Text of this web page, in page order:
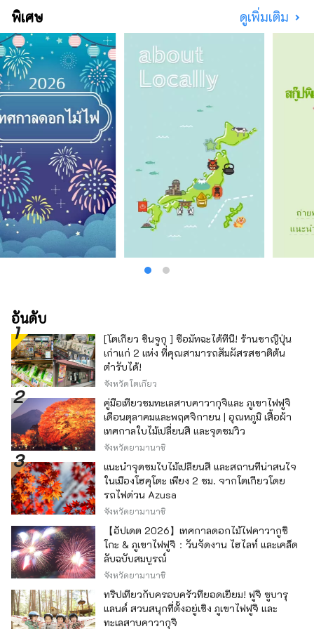
พิเศษ ดูเพิ่มเติม
อันดับ
[โตเกียว ชินจูกุ ] ซื้อมัทฉะได้ที่นี่! ร้านชาญี่ปุ่น
เก่าแก่ 2 แห่ง ที่คุณสามารถสัมผัสรสชาติต้น
ตำรับได้!
จังหวัดโตเกียว
คู่มือเที่ยวชมทะเลสาบคาวากุจิและ ภูเขาไฟฟูจิ
เดือนตุลาคมและพฤศจิกายน | อุณหภูมิ เสื้อผ้า
เทศกาลใบไม้เปลี่ยนสี และจุดชมวิว
จังหวัดยามานาชิ
แนะนำจุดชมใบไม้เปลี่ยนสี และสถานที่น่าสนใจ
ในเมืองโฮคุโตะ เพียง 2 ชม. จากโตเกียวโดย
รถไฟด่วน Azusa
จังหวัดยามานาชิ
【อัปเดต 2026】เทศกาลดอกไม้ไฟคาวากูชิ
โกะ & ภูเขาไฟฟูจิ：วันจัดงาน ไฮไลท์ และเคล็ด
ลับฉบับสมบูรณ์
จังหวัดยามานาชิ
ทริปเที่ยวกับครอบครัวที่ยอดเยี่ยม! ฟูจิ ซูบารุ
แลนด์ สวนสนุกที่ตั้งอยู่เชิง ภูเขาไฟฟูจิ และ
ทะเลสาบคาวากุจิ